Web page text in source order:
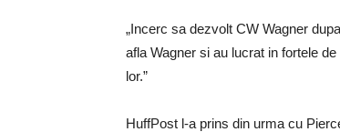
„Incerc sa dezvolt CW Wagner
afla Wagner si au lucrat in fortele
lor.”
HuffPost l-a prins din urma cu